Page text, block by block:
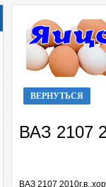
ВЕРНУТЬСЯ
ВАЗ 2107
ВАЗ 2107